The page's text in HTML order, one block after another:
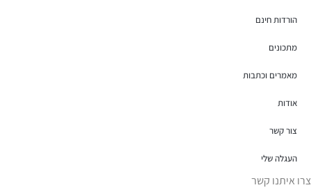
הורדות חינם
מתכונים
מאמרים וכתבות
אודות
צור קשר
העגלה שלי
צרו איתנו קשר